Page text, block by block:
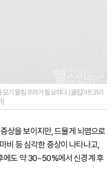
기 물림 주의가 필요하다. (클립아트코리
)
상을 보이지만, 드물게 뇌염으로
비 등 심각한 증상이 나타나고,
에도 약 30~50%에서 신경계 후